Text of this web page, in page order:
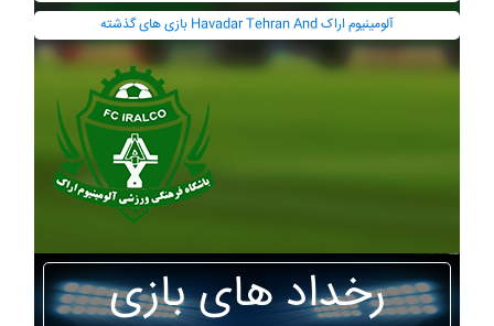
بازی های گذشته Havadar Tehran And آلومينيوم اراک
رخداد های بازی